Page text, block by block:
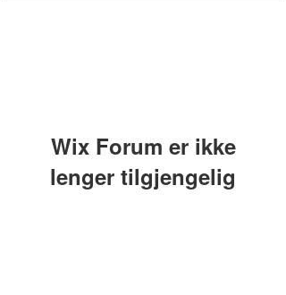
Wix Forum er ikke
lenger tilgjengelig